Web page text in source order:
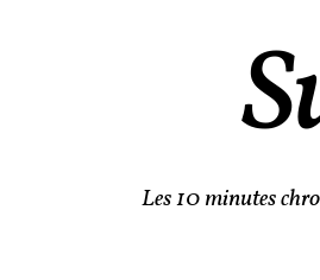
Les 10 minutes